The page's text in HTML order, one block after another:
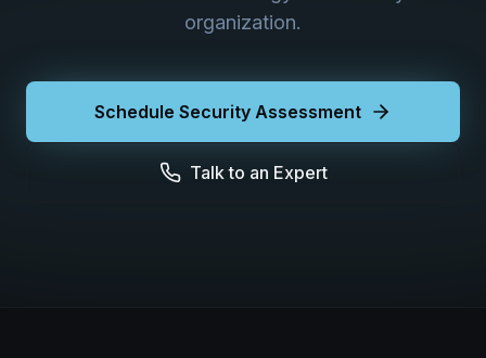
organization.
Schedule Security Assessment
Talk to an Expert